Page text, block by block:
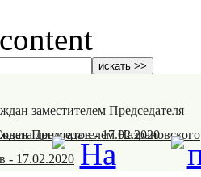
заместителем Председателя
депутатов-17.02.2020
Председателем Назрановского
- 17.02.2020